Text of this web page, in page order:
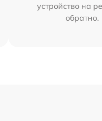
устройство на
обратно.